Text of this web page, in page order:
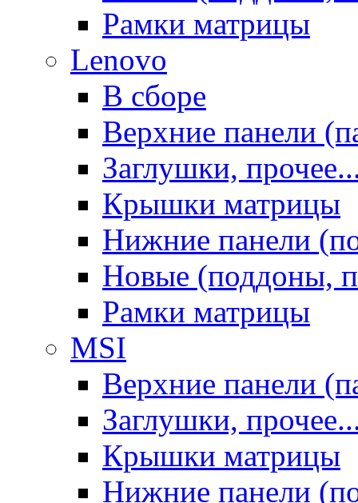
Рамки матрицы
Lenovo
В сборе
Верхние панели
Заглушки,
Крышки матрицы
Нижние панели
Новые (поддоны,
Рамки матрицы
MSI
Верхние панели
Заглушки,
Крышки матрицы
Нижние панели